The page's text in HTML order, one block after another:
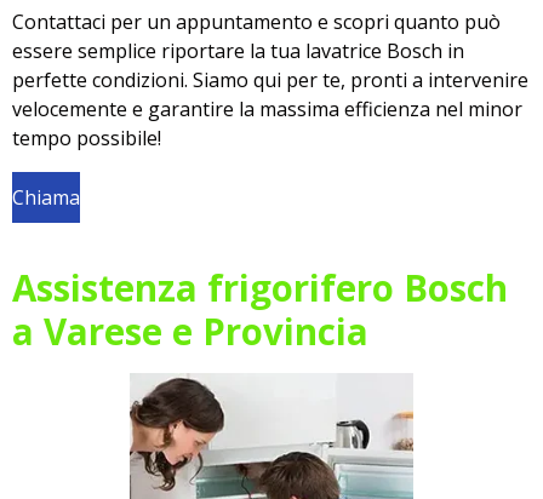
Contattaci per un appuntamento e scopri quanto può
essere semplice riportare la tua lavatrice Bosch in
perfette condizioni. Siamo qui per te, pronti a intervenire
velocemente e garantire la massima efficienza nel minor
tempo possibile!
Chiama
Assistenza frigorifero Bosch
a Varese e Provincia